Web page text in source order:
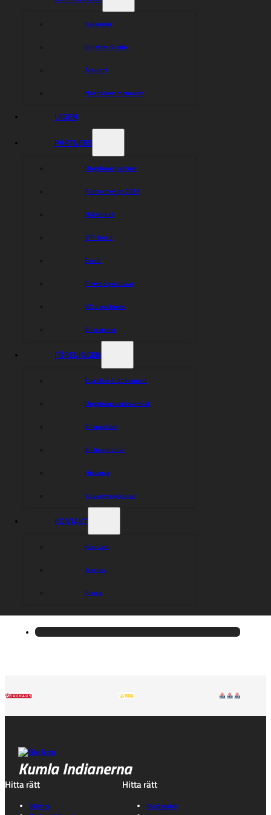
Kalender
Biljetter & info
Årskort
Nästa hemmamatch
LAGEN
PARTNERS
Ungdomspartner
Partnerresan 2026
Nätverket
VIP-bord
Event
Prova speedway
Våra partners
Bli partner
FÖRENINGEN
Styrelse & dokument
Ungdomsverksamhet
Bli medlem
Bli funktionär
Historia
Speedwayskolan
KONTAKT
Kontakt
Arenan
Press
Kumla Indianerna
Hitta rätt
Biljetter
Hitta rätt
Gå på match